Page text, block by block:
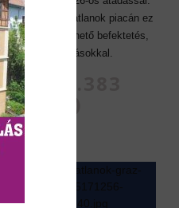
Az ausztriai ingatlanok piacán ez
stabil, jól tervezhető befektetés,
erős hozamkilátásokkal.
€ 1.211.383
(Nettó)